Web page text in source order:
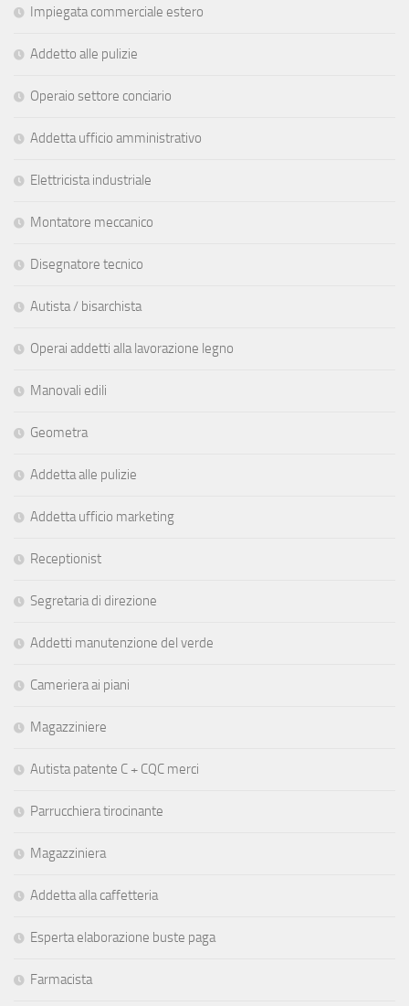
Impiegata commerciale estero
Addetto alle pulizie
Operaio settore conciario
Addetta ufficio amministrativo
Elettricista industriale
Montatore meccanico
Disegnatore tecnico
Autista / bisarchista
Operai addetti alla lavorazione legno
Manovali edili
Geometra
Addetta alle pulizie
Addetta ufficio marketing
Receptionist
Segretaria di direzione
Addetti manutenzione del verde
Cameriera ai piani
Magazziniere
Autista patente C + CQC merci
Parrucchiera tirocinante
Magazziniera
Addetta alla caffetteria
Esperta elaborazione buste paga
Farmacista